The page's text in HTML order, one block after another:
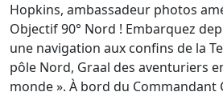
Hopkins, ambassadeur photos
Objectif 90° Nord ! Embarquez
une navigation aux confins de la
pôle Nord, Graal des aventuriers
monde ». À bord du Commandant